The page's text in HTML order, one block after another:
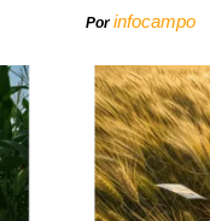
Porinfocampo